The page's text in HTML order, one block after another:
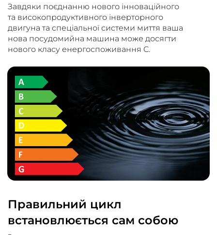
Завдяки поєднанню нового інноваційного
та високопродуктивного інверторного
двигуна та спеціальної системи миття ваша
нова посудомийна машина може досягти
нового класу енергоспоживання C.
Правильний цикл
встановлюється сам собою